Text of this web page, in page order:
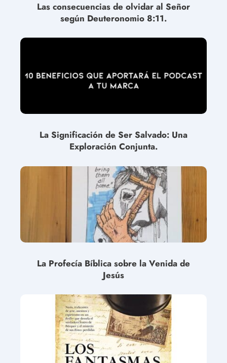
Las consecuencias de olvidar al Señor
según Deuteronomio 8:11.
La Significación de Ser Salvado: Una
Exploración Conjunta.
La Profecía Bíblica sobre la Venida de
Jesús